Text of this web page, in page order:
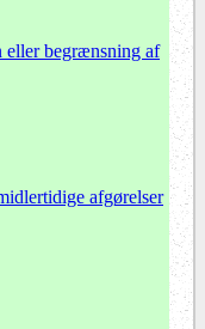
eller begrænsning af
afgørelser